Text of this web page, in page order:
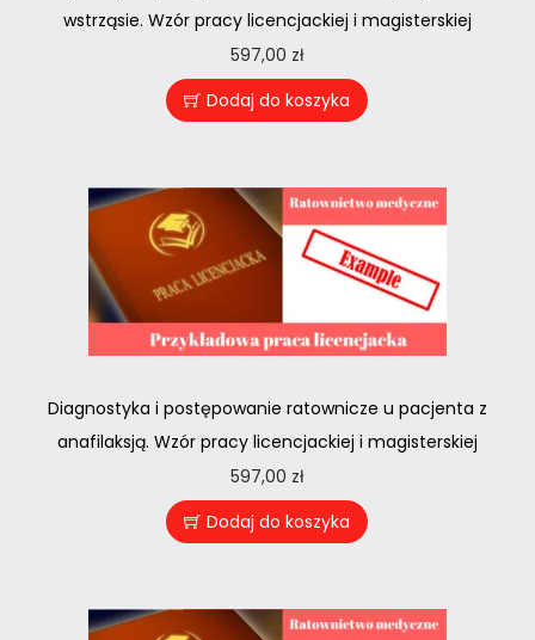
wstrząsie. Wzór pracy licencjackiej i magisterskiej
597,00 zł
Dodaj do koszyka
Diagnostyka i postępowanie ratownicze u pacjenta z
anafilaksją. Wzór pracy licencjackiej i magisterskiej
597,00 zł
Dodaj do koszyka